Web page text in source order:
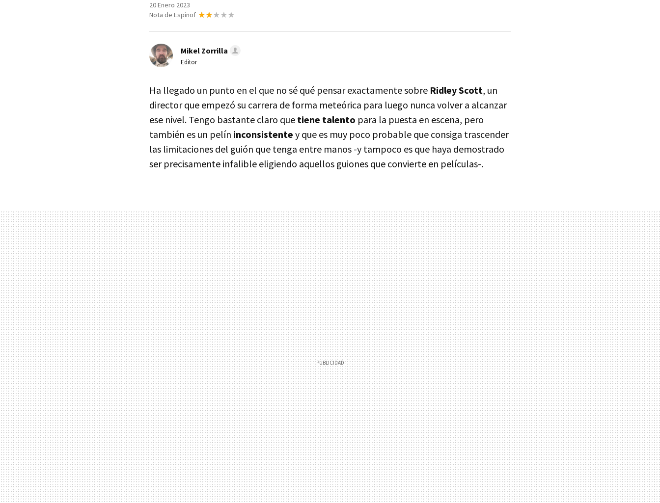
20 Enero 2023
Nota de Espinof
Mikel Zorrilla
Editor
Ha llegado un punto en el que no sé qué pensar exactamente sobre Ridley Scott, un
director que empezó su carrera de forma meteórica para luego nunca volver a alcanzar
ese nivel. Tengo bastante claro que tiene talento para la puesta en escena, pero
también es un pelín inconsistente y que es muy poco probable que consiga trascender
las limitaciones del guión que tenga entre manos -y tampoco es que haya demostrado
ser precisamente infalible eligiendo aquellos guiones que convierte en películas-.